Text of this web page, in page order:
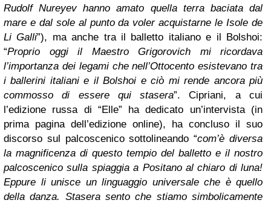
Rudolf Nureyev hanno amato quellaterra baciata dal
mare e dal sole al punto da voler acquistarne le Isole de
Li Galli”), ma anche tra il balletto italiano e il Bolshoi:
“Proprio oggi il Maestro Grigorovich mi ricordava
l’importanza dei legami che nell’Ottocento esistevano tra
i ballerini italiani e il Bolshoi e ciò mi rende ancora più
commosso di essere qui stasera”. Cipriani, a cui
l’edizione russa di “Elle” ha dedicato un’intervista (in
prima pagina dell’edizione online), ha concluso il suo
discorso sul palcoscenico sottolineando “com’è diversa
la magnificenza di questo tempio del balletto e il nostro
palcoscenico sulla spiaggia a Positano al chiaro di luna!
Eppure li unisce un linguaggio universale che è quello
della danza. Stasera sentoche stiamo simbolicamente